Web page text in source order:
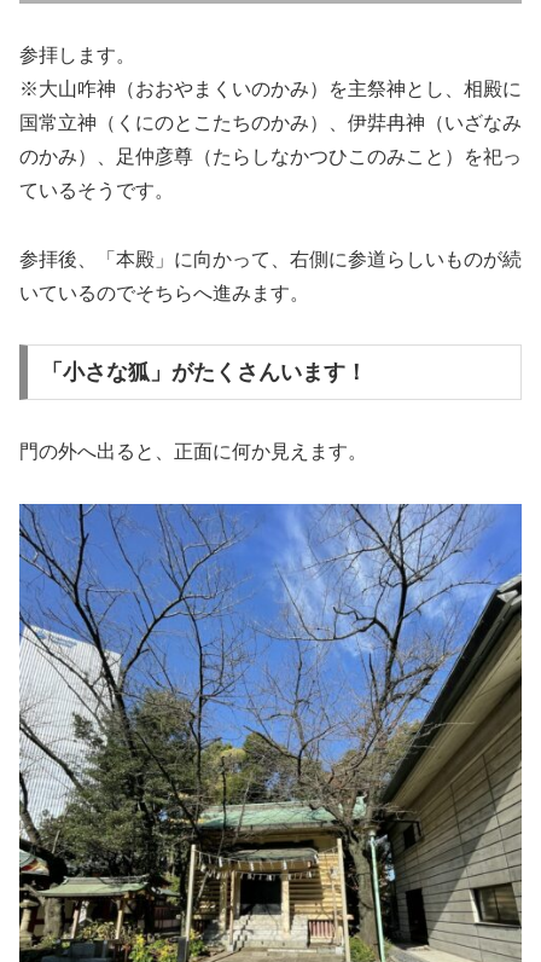
参拝します。
※大山咋神（おおやまくいのかみ）を主祭神とし、相殿に
国常立神（くにのとこたちのかみ）、伊弉冉神（いざなみ
のかみ）、足仲彦尊（たらしなかつひこのみこと）を祀っ
ているそうです。
参拝後、「本殿」に向かって、右側に参道らしいものが続
いているのでそちらへ進みます。
「小さな狐」がたくさんいます！
門の外へ出ると、正面に何か見えます。